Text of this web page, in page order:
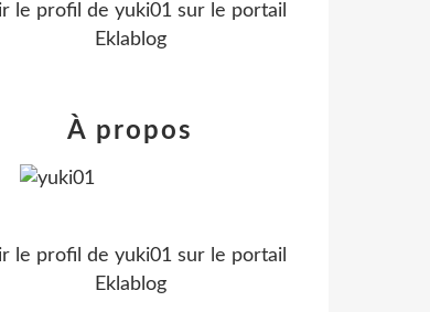
le profil de yuki01sur le portail
Eklablog
À propos
le profil de yuki01sur le portail
Eklablog